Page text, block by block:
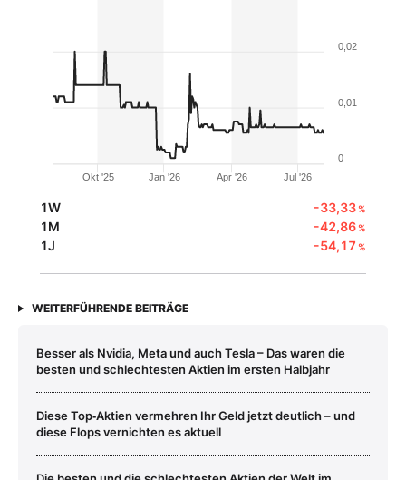
Okt '25 Jan '26 Apr '26 Jul '26
0
0,01
0,02
1W -33,33%
1M -42,86%
1J -54,17 %
WEITERFÜHRENDE BEITRÄGE
Besser als Nvidia, Meta und auch Tesla – Das waren die
besten und schlechtesten Aktien im ersten Halbjahr
Diese Top‑Aktien vermehren Ihr Geld jetzt deutlich – und
diese Flops vernichten es aktuell